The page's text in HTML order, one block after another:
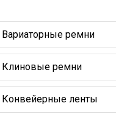
Вариаторные ремни
Клиновые ремни
Конвейерные ленты